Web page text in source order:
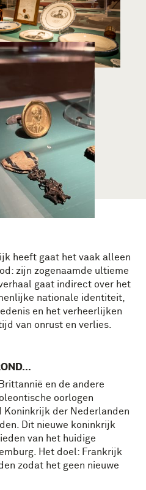
heeft gaat het vaak alleen
zijn zogenaamde ultieme
gaat indirect over het
nationale identiteit,
en het verheerlijken
van onrust en verlies.
en de andere
oorlogen
Koninkrijk der Nederlanden
Dit nieuwe koninkrijk
van het huidige
Het doel: Frankrijk
zodat het geen nieuwe